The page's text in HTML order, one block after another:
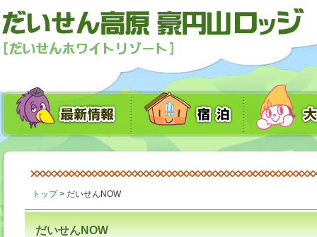
トップ> だいせんNOW
だいせんNOW